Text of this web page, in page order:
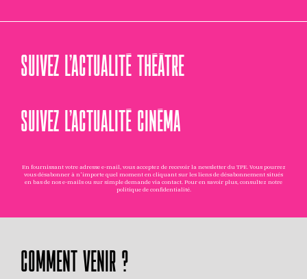
SUIVEZ L’ACTUALITÉ THÉÂTRE
SUIVEZ L’ACTUALITÉ CINÉMA
En fournissant votre adresse e-mail, vous acceptez de recevoir la newsletter du TPE. Vous pourrez
vous désabonner à n'importe quel moment en cliquant sur les liens de désabonnement situés
en bas de nos e-mails ou sur simple demande via contact. Pour en savoir plus, consultez notre
politique de confidentialité.
COMMENT VENIR ?